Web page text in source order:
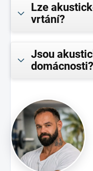
Lze
vrtání?
Jsou
domácnosti?